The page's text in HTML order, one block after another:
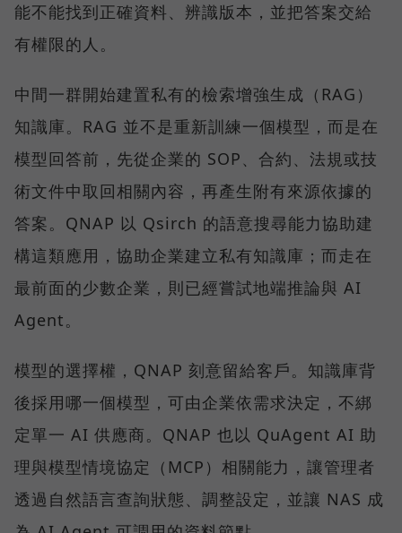
能不能找到正確資料、辨識版本，並把答案交給
有權限的人。
中間一群開始建置私有的檢索增強生成（RAG）
知識庫。RAG 並不是重新訓練一個模型，而是在
模型回答前，先從企業的 SOP、合約、法規或技
術文件中取回相關內容，再產生附有來源依據的
答案。QNAP 以 Qsirch 的語意搜尋能力協助建
構這類應用，協助企業建立私有知識庫；而走在
最前面的少數企業，則已經嘗試地端推論與 AI
Agent。
模型的選擇權，QNAP 刻意留給客戶。知識庫背
後採用哪一個模型，可由企業依需求決定，不綁
定單一 AI 供應商。QNAP 也以 QuAgent AI 助
理與模型情境協定（MCP）相關能力，讓管理者
透過自然語言查詢狀態、調整設定，並讓 NAS 成